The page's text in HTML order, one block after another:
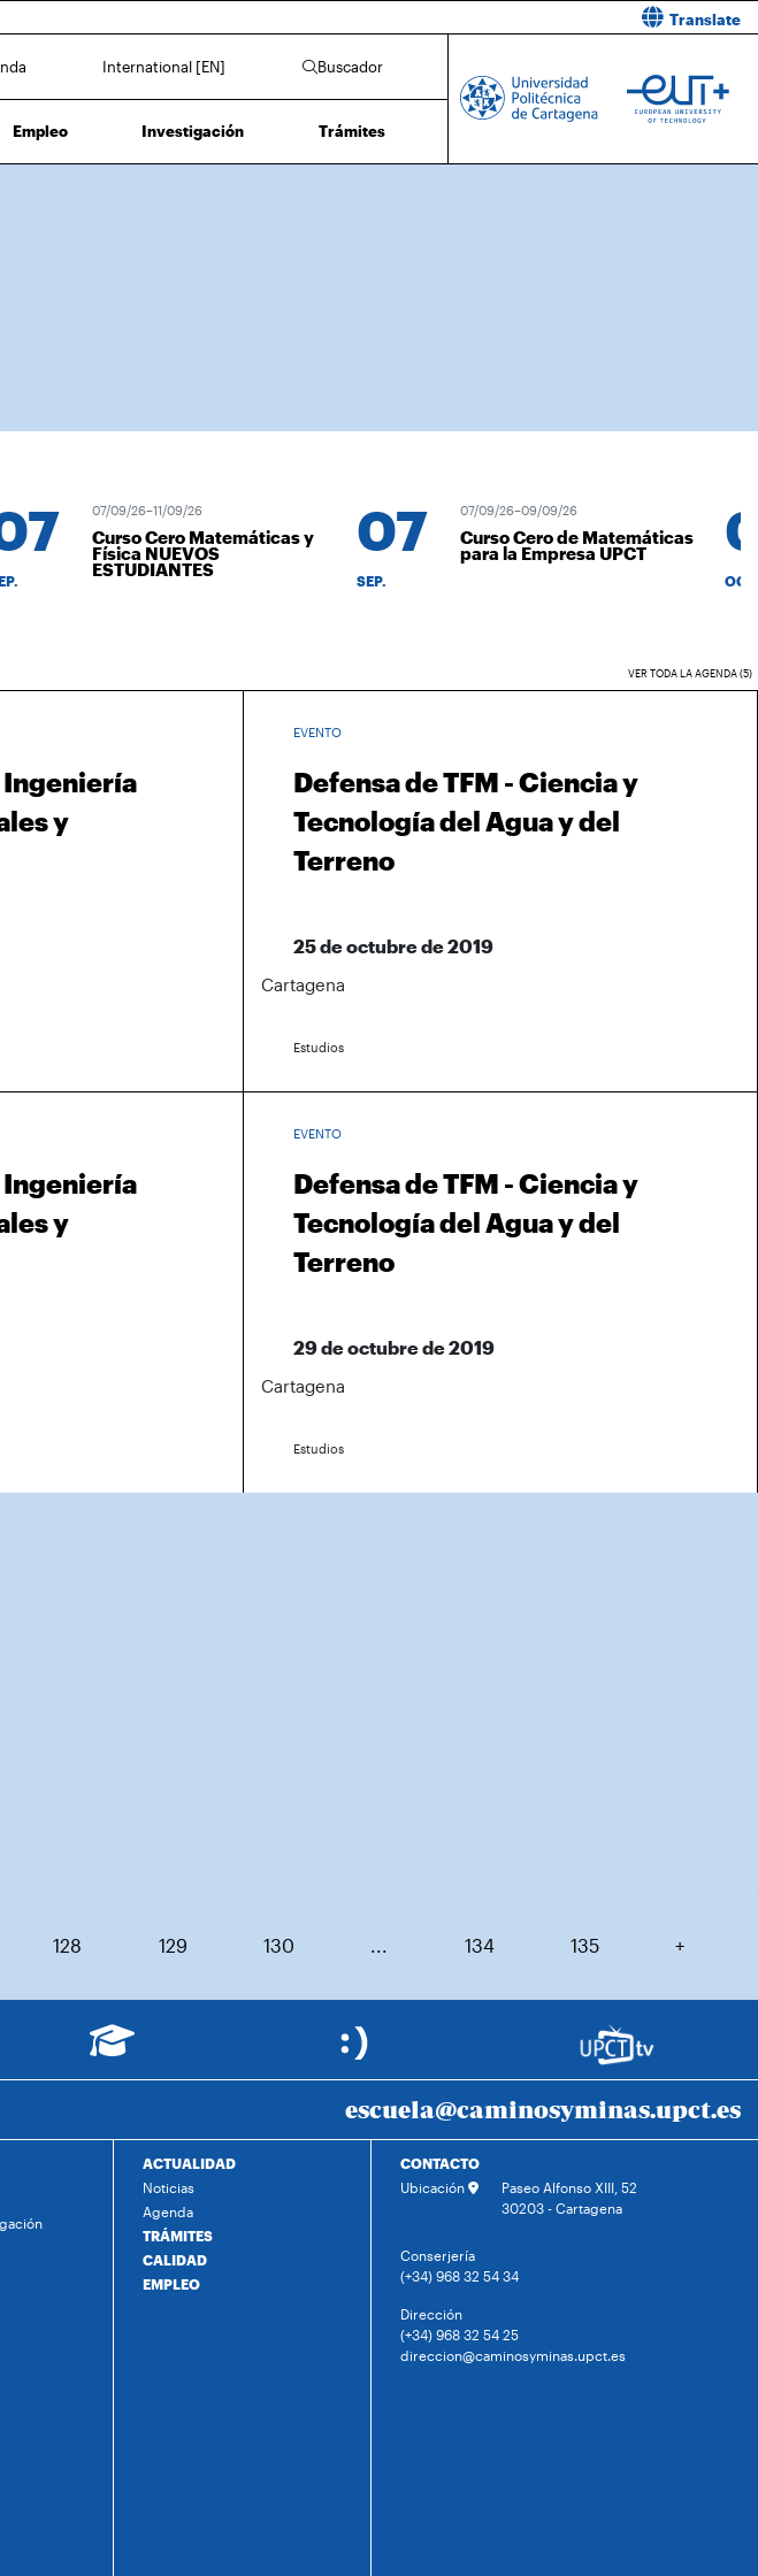
Translate
International [EN] Buscador
Empleo Investigación Trámites
07/09/26–11/09/26
Curso Cero Matemáticas y
Física NUEVOS
ESTUDIANTES
07
SEP.
07/09/26–09/09/26
Curso Cero de Matemáticas
para la Empresa UPCT
OCT.
VER TODA LA AGENDA (5)
Ingeniería
y
EVENTO
Defensa de TFM - Ciencia y
Tecnología del Agua y del
Terreno
25 de octubre de 2019
Cartagena
Estudios
Ingeniería
y
EVENTO
Defensa de TFM - Ciencia y
Tecnología del Agua y del
Terreno
29 de octubre de 2019
Cartagena
Estudios
128 129 130 ... 134 135 +
escuela@caminosyminas.upct.es
ACTUALIDAD
Noticias
Agenda
TRÁMITES
CALIDAD
EMPLEO
CONTACTO
Ubicación
Paseo Alfonso XIII, 52
30203 - Cartagena
Conserjería
(+34) 968 32 54 34
Dirección
(+34) 968 32 54 25
direccion@caminosyminas.upct.es